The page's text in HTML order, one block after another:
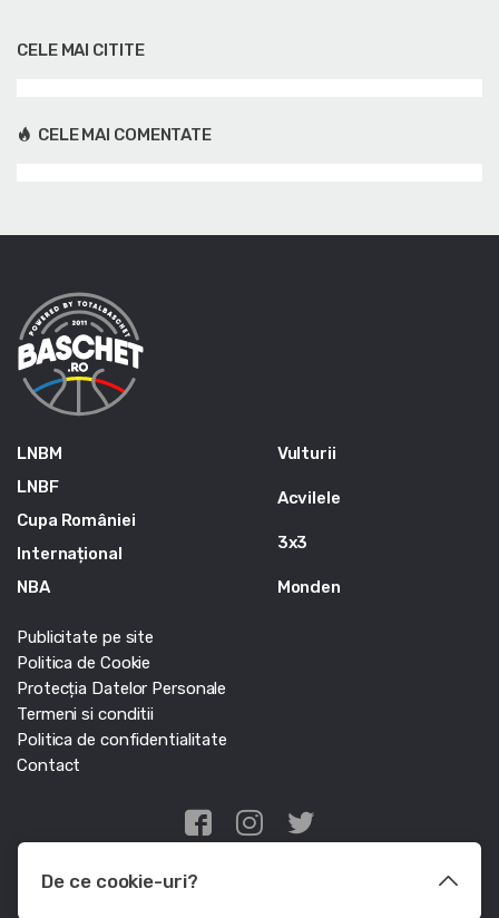
CELE MAI CITITE
CELE MAI COMENTATE
LNBM
LNBF
Cupa României
Internațional
NBA
Vulturii
Acvilele
3x3
Monden
Publicitate pe site
Politica de Cookie
Protecția Datelor Personale
Termeni si conditii
Politica de confidentialitate
Contact
Edris Digital Agency
De ce cookie-uri?